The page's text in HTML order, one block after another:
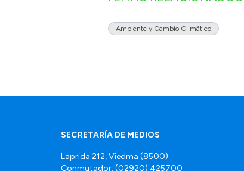
Ambiente y Cambio Climático
SECRETARÍA DE MEDIOS
Laprida 212, Viedma (8500).
Conmutador: (02920) 425700